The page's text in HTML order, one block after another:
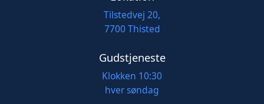
Tilstedvej 20,
7700 Thisted
Gudstjeneste
Klokken 10:30
hver søndag